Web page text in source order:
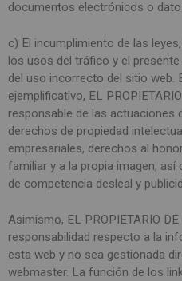
documentos electrónicos o
c) El incumplimiento de las
los usos del tráfico y el
del uso incorrecto del sitio web.
ejemplificativo, EL
responsable de las actuaciones
derechos de propiedad
empresariales, derechos al
familiar y a la propia imagen,
de competencia desleal y
Asimismo, EL PROPIETARIO
responsabilidad respecto a la
esta web y no sea gestionada
webmaster. La función de los